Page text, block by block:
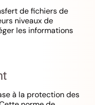
de fichiers de
niveaux de
les informations
à la protection des